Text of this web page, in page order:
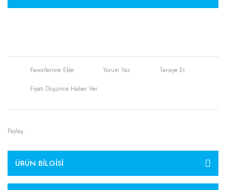
Yorum Yaz Tavsiye Et
Fiyatı Düşünce Haber Ver
Paylaş:
ÜRÜN BILGISI